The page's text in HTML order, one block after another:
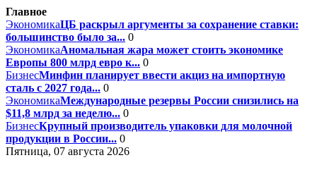
Главное
ЭкономикаЦБ раскрыл аргументы за сохранение ставки:
большинство было за... 0
ЭкономикаАномальная жара может стоить экономике
Европы 800 млрд евро к... 0
БизнесМинфин планирует ввести акциз на импортную
сталь с 2027 года... 0
ЭкономикаМеждународные резервы России снизились на
$11,8 млрд за неделю... 0
БизнесКрупный производитель упаковки для молочной
продукции в России... 0
Пятница, 07 августа 2026